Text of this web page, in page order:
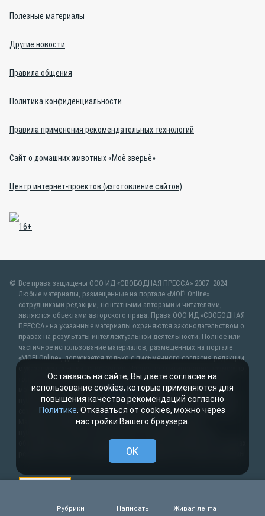
Полезные материалы
Другие новости
Правила общения
Политика конфиденциальности
Правила применения рекомендательных технологий
Сайт о домашних животных «Моё зверьё»
Центр интернет-проектов (изготовление сайтов)
Все права защищены ООО ИД «СВОБОДНАЯ ПРЕССА» 2007–2024
Любые материалы, размещенные на портале «МОЁ! Online»
сотрудниками редакции, нештатными авторами и читателями,
являются объектами авторского права. Права ООО ИД «СВОБОДНАЯ
ПРЕССА» на указанные материалы охраняются законодательством о
правах на результаты интеллектуальной деятельности. Полное или
частичное использование материалов, размещенных на портале
«МОЁ! Online», допускается только с письменного согласия редакции
только при условии гиперссылки на moe-lipetsk.ru.Все вопросы
можно задать по адресуweb@kpv.ru. В рубрике «От первого лица»
публикуются сообщения в рамках контрактов об информационном
сотрудничестве между редакцией «МОЁ! Online» и органами власти.
Материалы рубрик «Новости партнёров» и «Будь в курсе»
об информационном сотрудничестве и (или) размещаются на правах
) размещаются на правах рекламы.
Рубрики Написать Живая лента
Оставаясь на сайте, Вы даете согласие на
использование cookies, которые применяются для
повышения качества рекомендаций согласно
Политике . Отказаться от cookies, можно через
настройки Вашего браузера.
OK